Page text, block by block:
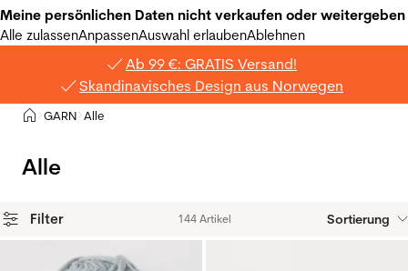
Meine persönlichen Daten nicht verkaufen oder weitergeben
Alle zulassenAnpassenAuswahl erlaubenAblehnen
Ab 99 €: GRATIS Versand!
Skandinavisches Design aus Norwegen
Privat
>GARN >
Alle
Alle
Filter 144 Artikel Sortierung